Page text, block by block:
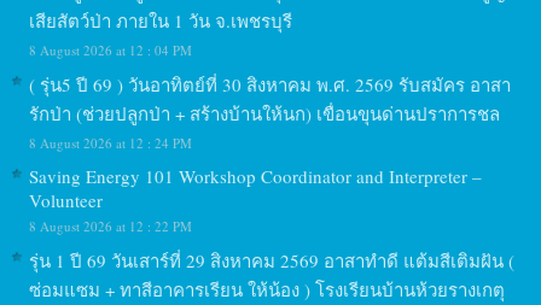
เสียสัตว์ป่า ภายใน 1 วัน จ.เพชรบุรี
8 August 2026 at 12 : 04 PM
( รุ่น5 ปี 69 ) วันอาทิตย์ที่ 30 สิงหาคม พ.ศ. 2569 รับสมัคร อาสา
รักป่า (ช่วยปลูกป่า + สร้างบ้านให้นก) เขื่อนขุนด่านปราการชล
8 August 2026 at 12 : 24 PM
Saving Energy 101 Workshop Coordinator and Interpreter –
Volunteer
8 August 2026 at 12 : 22 PM
รุ่น 1 ปี 69 วันเสาร์ที่ 29 สิงหาคม 2569 อาสาทำดี แต้มสีเติมฝัน (
ซ่อมแซม + ทาสีอาคารเรียน ให้น้อง ) โรงเรียนบ้านห้วยรางเกตุ